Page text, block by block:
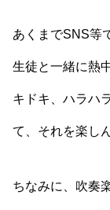
あくまでSNS等
生徒と一緒に熱
キドキ、ハラハ
て、それを楽し
ちなみに、吹奏